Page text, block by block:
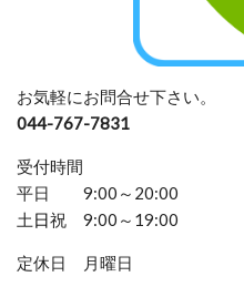
お気軽にお問合せ下さい。
044-767-7831
受付時間
平日 9:00～20:00
土 日祝 9:00～19:00
定休日 月曜日